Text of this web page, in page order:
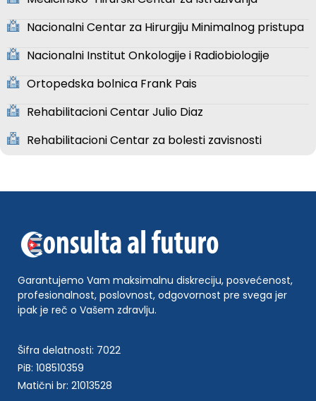
Nacionalni Centar za Hirurgiju Minimalnog pristupa
Nacionalni Institut Onkologije i Radiobiologije
Ortopedska bolnica Frank Pais
Rehabilitacioni Centar Julio Diaz
Rehabilitacioni Centar za bolesti zavisnosti
Garantujemo Vam maksimalnu diskreciju, posvećenost,
profesionalnost, poslovnost, odgovornost pre svega jer
ipak je reč o Vašem zdravlju.
Šifra delatnosti: 7022
PiB: 108510359
Matični br: 21013528